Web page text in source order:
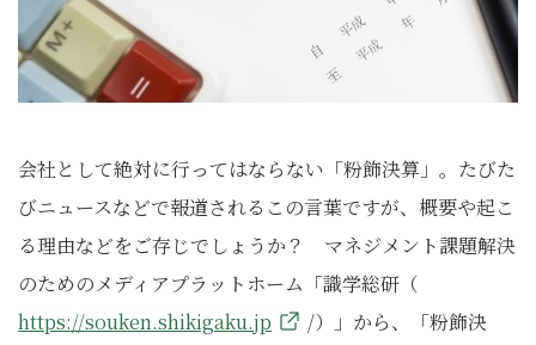
会社として絶対に行ってはならない「粉飾決算」。たびた
びニュースなどで報道されるこの言葉ですが、概要や起こ
る理由などをご存じでしょうか？ マネジメント課題解決
のためのメディアプラットホーム「識学総研（
https://souken.shikigaku.jp
/）」から、「粉飾決